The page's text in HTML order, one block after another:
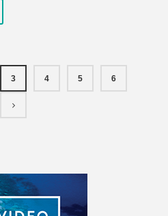
3 4 5 6